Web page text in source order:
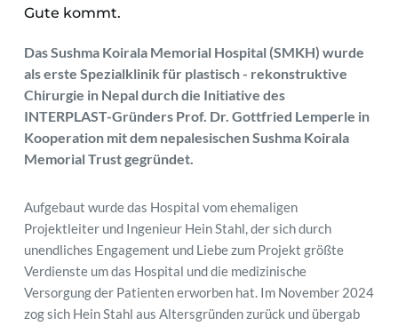
Gute kommt.
Das Sushma Koirala Memorial Hospital (SMKH) wurde
als erste Spezialklinik für plastisch - rekonstruktive
Chirurgie in Nepal durch die Initiative des
INTERPLAST-Gründers Prof. Dr. Gottfried Lemperle in
Kooperation mit dem nepalesischen Sushma Koirala
Memorial Trust gegründet.
Aufgebaut wurde das Hospital vom ehemaligen
Projektleiter und Ingenieur Hein Stahl, der sich durch
unendliches Engagement und Liebe zum Projekt größte
Verdienste um das Hospital und die medizinische
Versorgung der Patienten erworben hat. Im November 2024
zog sich Hein Stahl aus Altersgründen zurück und übergab